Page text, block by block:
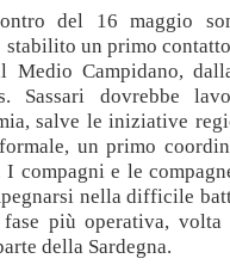
del 16 maggio
stabilito un primo
Medio Campidano,
Sassari dovrebbe
salve le iniziative
un primo
compagni e le
nella difficile
fase più operativa,
della Sardegna.